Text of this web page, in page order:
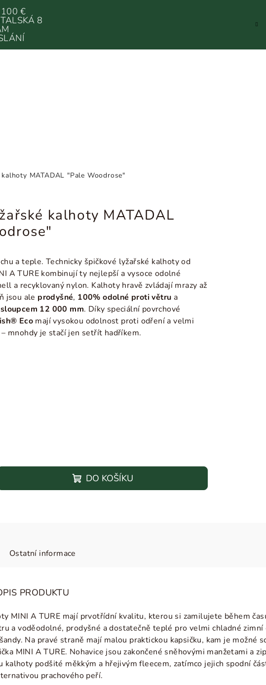
€
8
MATADAL "Pale Woodrose"
kalhoty MATADAL
a teple. Technicky špičkové lyžařské kalhoty od
A TURE kombinují ty nejlepší a vysoce odolné
a recyklovaný nylon. Kalhoty hravě zvládají mrazy až
jsou ale prodyšné, 100% odolné proti větru a
12 000 mm. Díky speciální povrchové
Eco mají vysokou odolnost proti odření a velmi
– mnohdy je stačí jen setřít hadříkem.
DO KOŠÍKU
Ostatní informace
PRODUKTU
MINI A TURE mají prvotřídní kvalitu, kterou si zamilujete během
a voděodolné, prodyšné a dostatečně teplé pro velmi chladné
Na pravé straně mají malou praktickou kapsičku, kam je možné
MINI A TURE. Nohavice jsou zakončené sněhovými manžetami a
kalhoty podšité měkkým a hřejivým fleecem, zatímco jejich spodní
prachového peří.